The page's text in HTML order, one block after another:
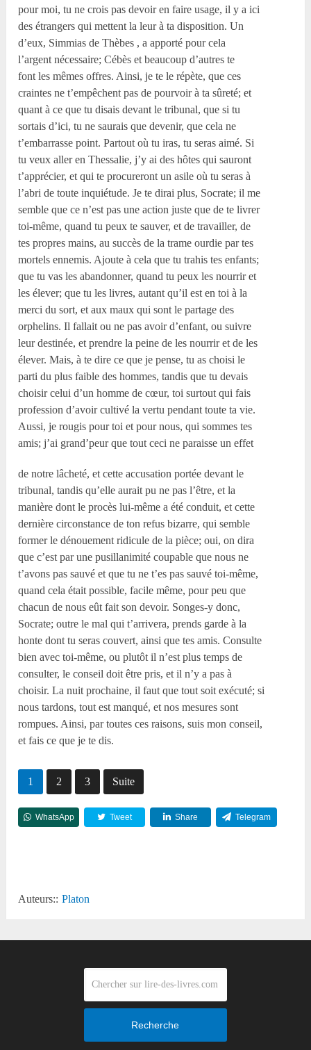
pour moi, tu ne crois pas devoir en faire usage, il y a ici
des étrangers qui mettent la leur à ta disposition. Un
d’eux, Simmias de Thèbes , a apporté pour cela
l’argent nécessaire; Cébès et beaucoup d’autres te
font les mêmes offres. Ainsi, je te le répète, que ces
craintes ne t’empêchent pas de pourvoir à ta sûreté; et
quant à ce que tu disais devant le tribunal, que si tu
sortais d’ici, tu ne saurais que devenir, que cela ne
t’embarrasse point. Partout où tu iras, tu seras aimé. Si
tu veux aller en Thessalie, j’y ai des hôtes qui sauront
t’apprécier, et qui te procureront un asile où tu seras à
l’abri de toute inquiétude. Je te dirai plus, Socrate; il me
semble que ce n’est pas une action juste que de te livrer
toi-même, quand tu peux te sauver, et de travailler, de
tes propres mains, au succès de la trame ourdie par tes
mortels ennemis. Ajoute à cela que tu trahis tes enfants;
que tu vas les abandonner, quand tu peux les nourrir et
les élever; que tu les livres, autant qu’il est en toi à la
merci du sort, et aux maux qui sont le partage des
orphelins. Il fallait ou ne pas avoir d’enfant, ou suivre
leur destinée, et prendre la peine de les nourrir et de les
élever. Mais, à te dire ce que je pense, tu as choisi le
parti du plus faible des hommes, tandis que tu devais
choisir celui d’un homme de cœur, toi surtout qui fais
profession d’avoir cultivé la vertu pendant toute ta vie.
Aussi, je rougis pour toi et pour nous, qui sommes tes
amis; j’ai grand’peur que tout ceci ne paraisse un effet
de notre lâcheté, et cette accusation portée devant le
tribunal, tandis qu’elle aurait pu ne pas l’être, et la
manière dont le procès lui-même a été conduit, et cette
dernière circonstance de ton refus bizarre, qui semble
former le dénouement ridicule de la pièce; oui, on dira
que c’est par une pusillanimité coupable que nous ne
t’avons pas sauvé et que tu ne t’es pas sauvé toi-même,
quand cela était possible, facile même, pour peu que
chacun de nous eût fait son devoir. Songes-y donc,
Socrate; outre le mal qui t’arrivera, prends garde à la
honte dont tu seras couvert, ainsi que tes amis. Consulte
bien avec toi-même, ou plutôt il n’est plus temps de
consulter, le conseil doit être pris, et il n’y a pas à
choisir. La nuit prochaine, il faut que tout soit exécuté; si
nous tardons, tout est manqué, et nos mesures sont
rompues. Ainsi, par toutes ces raisons, suis mon conseil,
et fais ce que je te dis.
1 2 3 Suite
WhatsApp Tweet Share Telegram
Auteurs:: Platon
Recherche